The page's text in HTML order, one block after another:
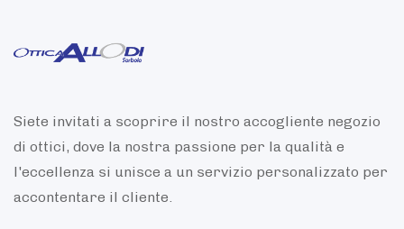
Siete invitati a scoprire il nostro accogliente negozio
di ottici, dove la nostra passione per la qualità e
l'eccellenza si unisce a un servizio personalizzato per
accontentare il cliente.